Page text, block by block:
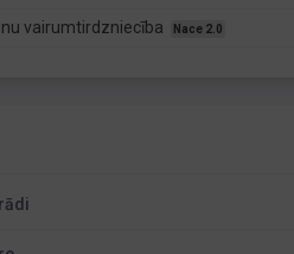
vairumtirdzniecība Nace 2.0